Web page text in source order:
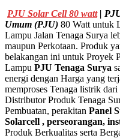
PJU Solar Cell 80 watt|
Umum (PJU) 80 Watt untuk
Lampu Jalan Tenaga Surya
maupun Perkotaan. Produk
belakangan ini untuk Proyek
Lampu PJU Tenaga Surya
energi dengan Harga yang
memproses Tenaga listrik
Distributor Produk Tenaga
Pembuatan, perakitan Panel
Solarcell , perseorangan,
Produk Berkualitas serta